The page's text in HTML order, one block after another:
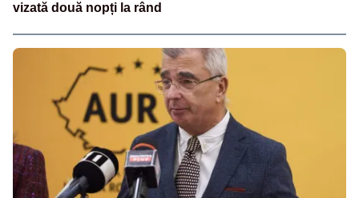
vizată două nopți la rând